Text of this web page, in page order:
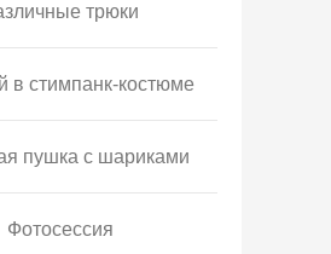
трюки
в стимпанк-костюме
пушка с шариками
Фотосессия